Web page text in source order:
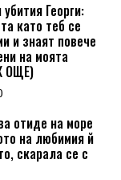
Георги:
като теб се
и знаят повече
на моята
ОЩЕ)
отиде на море
на любимия й
скарала се с